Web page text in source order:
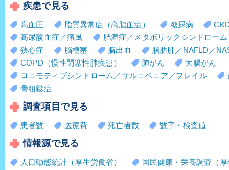
疾患で見る
高血圧 脂質異常症（高脂血症） 糖尿病
高尿酸血症／痛風
肥満症／メタボリックシンドローム
狭心症
脳梗塞 脳出血
脂肪肝／NAFLD／
COPD（慢性閉塞性肺疾患）
肺がん
大腸がん
ロコモティブシンドローム／サルコペニア／フレイル
骨粗鬆症
調査項目で見る
患者数 医療費 死亡者数 数字・検査値
情報源で見る
人口動態統計（厚生労働省）
国民健康・栄養調査（